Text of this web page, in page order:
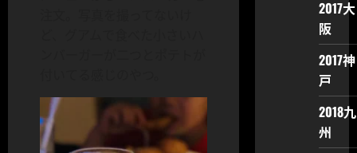
2017大
阪
2017神
戸
2018九
州